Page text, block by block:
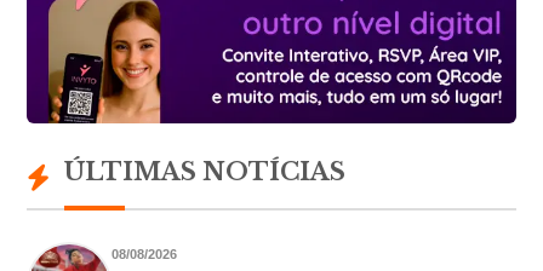
ÚLTIMAS NOTÍCIAS
08/08/2026